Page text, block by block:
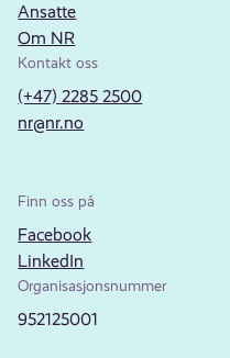
Ansatte
Om NR
Kontakt oss
(+47) 2285 2500
nr@nr.no
Finn oss på
Facebook
LinkedIn
Organisasjonsnummer
952125001